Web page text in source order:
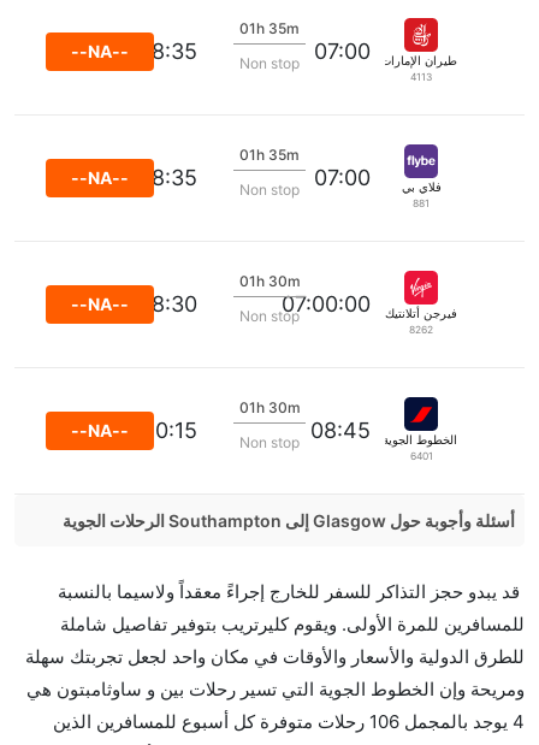
طيران الإمارات
4113
07:00
01h 35m
Non stop
08:35
--NA--
فلاي بي
881
07:00
01h 35m
Non stop
08:35
--NA--
فيرجن أتلانتيك
8262
07:00:00
01h 30m
Non stop
08:30
--NA--
الخطوط الجوية الفرنسية
6401
08:45
01h 30m
Non stop
10:15
--NA--
أسئلة وأجوبة حول Glasgow إلى Southampton الرحلات الجوية
مباشرة من إلىساوثامبتون مما تستغرقه الخطوط الجوية
الأخرى؟
نعم. توفر كل من British Airways أسرع رحلات الطيران
على هذا الطريق،
هل توفر شركات الطيران مساحة إضافية للنوم؟
قد يبدو حجز التذاكر للسفر للخارج إجراءً معقداً ولاسيما بالنسبة
للمسافرين للمرة الأولى. ويقوم كليرتريب بتوفير تفاصيل شاملة
للطرق الدولية والأسعار والأوقات في مكان واحد لجعل تجربتك سهلة
ومريحة وإن الخطوط الجوية التي تسير رحلات بين و ساوثامبتون هي
4 يوجد بالمجمل 106 رحلات متوفرة كل أسبوع للمسافرين الذين